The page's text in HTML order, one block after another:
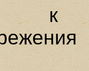
к